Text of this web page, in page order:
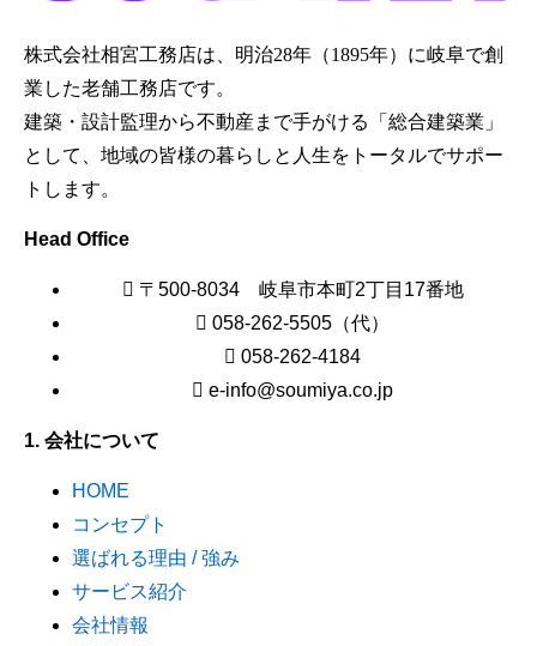
株式会社相宮工務店は、 明治28年（1895年）に岐阜で創
業した老舗工務店です。
建築・設計監理から不動産まで手がける「総合建築業」
として、地域の皆様の暮らしと人生をトータルでサポー
トします。
Head Office
〒500-8034 岐阜市本町2丁目17番地
058-262-5505（代）
058-262-4184
e-info@soumiya.co.jp
1. 会社について
HOME
コンセプト
選ばれる理由 / 強み
サービス紹介
会社情報